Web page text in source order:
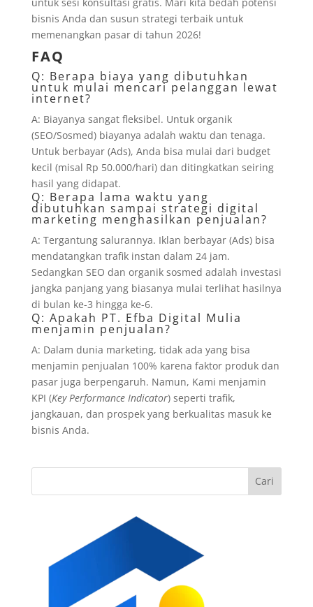
bisnis Anda dan susun strategi terbaik untuk
memenangkan pasar di tahun 2026!
FAQ
Q: Berapa biaya yang dibutuhkan
untuk mulai mencari pelanggan lewat
internet?
A: Biayanya sangat fleksibel. Untuk organik
(SEO/Sosmed) biayanya adalah waktu dan tenaga.
Untuk berbayar (Ads), Anda bisa mulai dari budget
kecil (misal Rp 50.000/hari) dan ditingkatkan seiring
hasil yang didapat.
Q: Berapa lama waktu yang
dibutuhkan sampai strategi digital
marketing menghasilkan penjualan?
A: Tergantung salurannya. Iklan berbayar (Ads) bisa
mendatangkan trafik instan dalam 24 jam.
Sedangkan SEO dan organik sosmed adalah investasi
jangka panjang yang biasanya mulai terlihat hasilnya
di bulan ke-3 hingga ke-6.
Q: Apakah PT. Efba Digital Mulia
menjamin penjualan?
A: Dalam dunia marketing, tidak ada yang bisa
menjamin penjualan 100% karena faktor produk dan
pasar juga berpengaruh. Namun, Kami menjamin
KPI (Key Performance Indicator) seperti trafik,
jangkauan, dan prospek yang berkualitas masuk ke
bisnis Anda.
Cari